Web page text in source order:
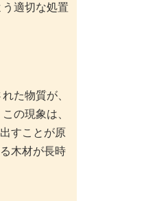
適切な処置
た物質が、
の現象は、
すことが原
木材が長時